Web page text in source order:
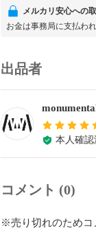
メルカリ安心への
お金は事務局に支払わ
出品者
本人確認
コメント (0)
※売り切れのためコ